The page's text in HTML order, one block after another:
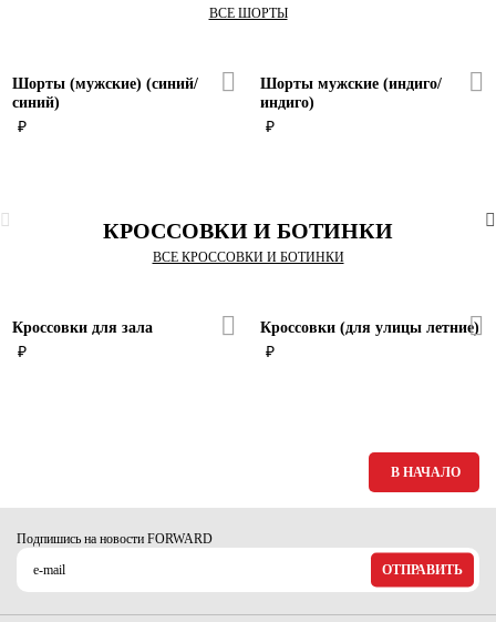
ВСЕ ШОРТЫ
Шорты (мужские) (синий/
синий)
₽
Шорты мужские (индиго/
индиго)
₽
КРОССОВКИ И БОТИНКИ
ВСЕ КРОССОВКИ И БОТИНКИ
Кроссовки для зала
₽
Кроссовки (для улицы летние)
₽
В НАЧАЛО
Подпишись на новости FORWARD
ОТПРАВИТЬ